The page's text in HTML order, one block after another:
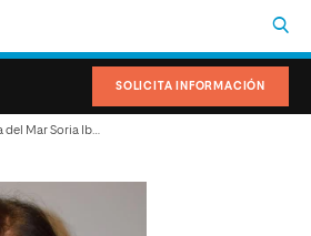
SOLICITA INFORMACIÓN